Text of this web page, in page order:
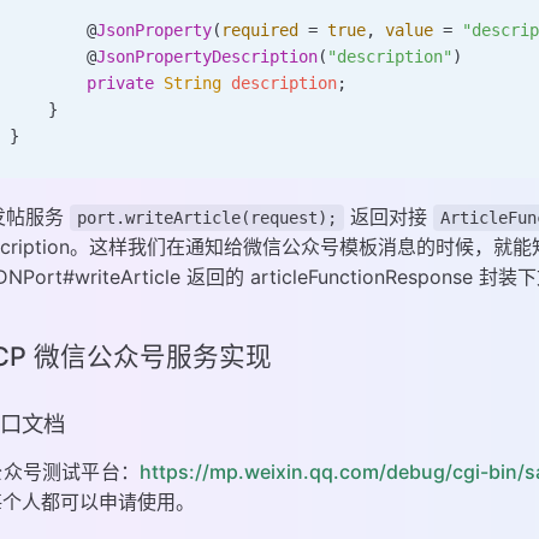
        @
JsonProperty( required = true, value =
        @
JsonPropertyDescription( "description" )
        private
String description;
    }
}
帖服务 port.writeArticle(request); 返回对接
。这样我们在通知给微信公众号模板消息的时候，就能
返回的 articleFunctionResponse 封装下
微信公众号服务实现
文档
号测试平台： https://mp.weixin.qq.com/debug/cgi-bin/
人都可以申请使用。